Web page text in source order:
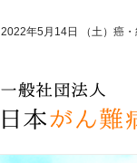
2022年5月14日 （土）癌